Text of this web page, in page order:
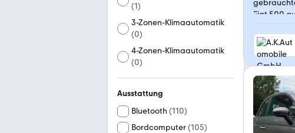
(1)
3-Zonen-Klimaautomatik
(0)
4-Zonen-Klimaautomatik
(0)
Ausstattung
Bluetooth (110)
Bordcomputer(105)